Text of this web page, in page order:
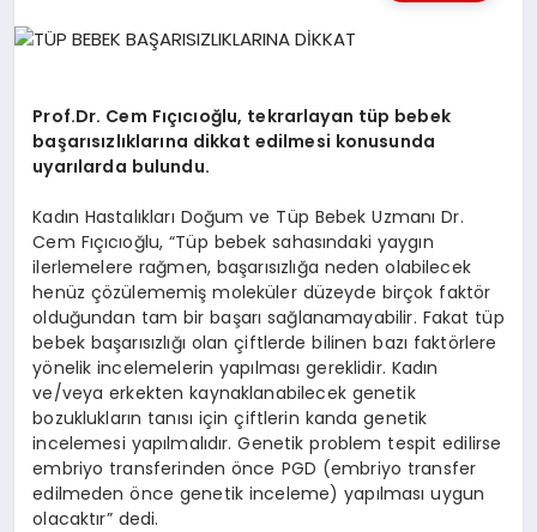
NURHAK
Prof.Dr. Cem Fıçıcıoğlu, tekrarlayan tüp bebek
başarısızlıklarına dikkat edilmesi konusunda
uyarılarda bulundu.
Kadın Hastalıkları Doğum ve Tüp Bebek Uzmanı Dr.
Cem Fıçıcıoğlu, “Tüp bebek sahasındaki yaygın
ilerlemelere rağmen, başarısızlığa neden olabilecek
henüz çözülememiş moleküler düzeyde birçok faktör
olduğundan tam bir başarı sağlanamayabilir. Fakat tüp
bebek başarısızlığı olan çiftlerde bilinen bazı faktörlere
yönelik incelemelerin yapılması gereklidir. Kadın
ve/veya erkekten kaynaklanabilecek genetik
bozuklukların tanısı için çiftlerin kanda genetik
incelemesi yapılmalıdır. Genetik problem tespit edilirse
embriyo transferinden önce PGD (embriyo transfer
edilmeden önce genetik inceleme) yapılması uygun
olacaktır” dedi.